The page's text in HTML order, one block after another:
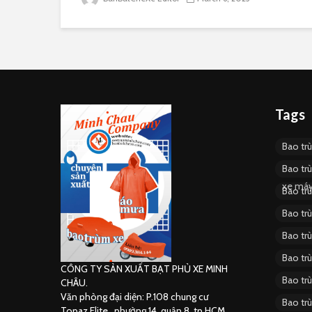
CÔNG TY SẢN XUẤT BẠT PHỦ XE MINH
CHÂU.
Văn phòng đại diện: P.108 chung cư
Tags
Bao
Bao
xe
Bao
Bao
Bao
Bao
Bao
Bao